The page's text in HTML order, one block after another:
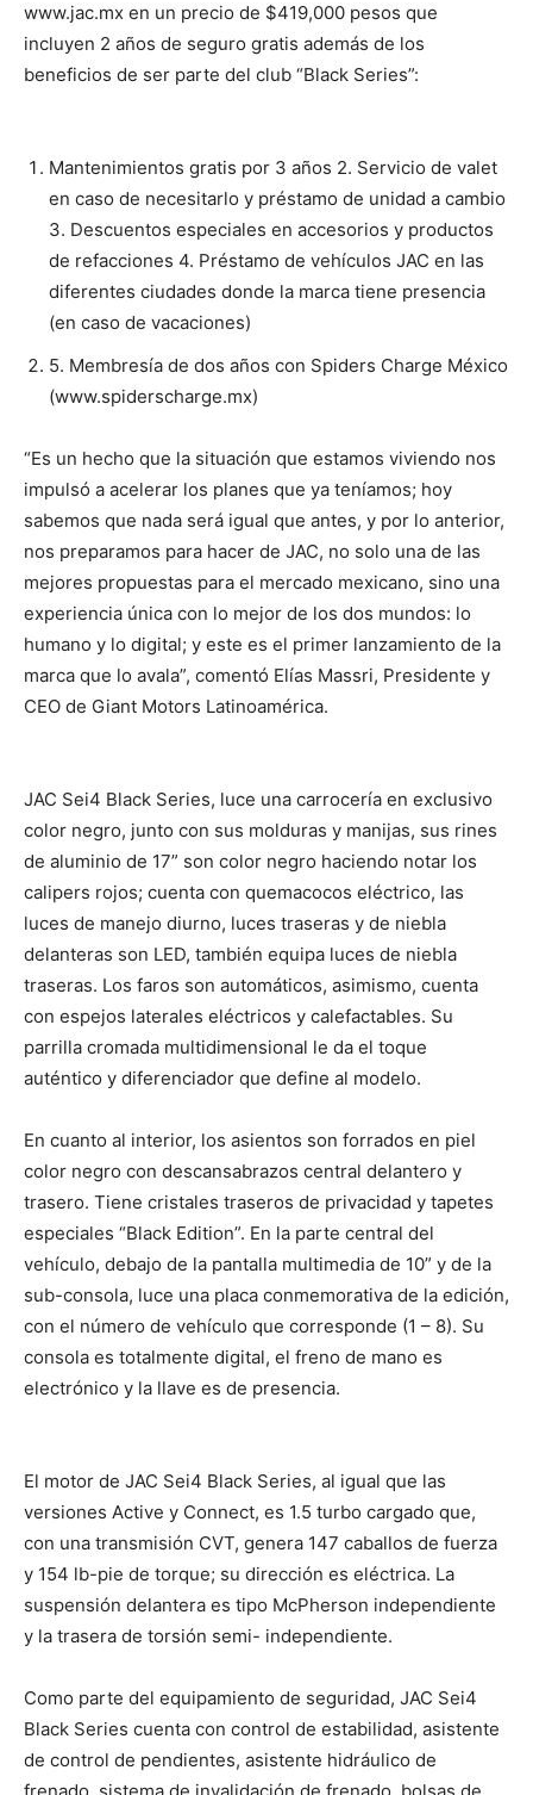
www.jac.mx en un precio de $419,000 pesos que
incluyen 2 años de seguro gratis además de los
beneficios de ser parte del club “Black Series”:
Mantenimientos gratis por 3 años 2. Servicio de valet
en caso de necesitarlo y préstamo de unidad a cambio
3. Descuentos especiales en accesorios y productos
de refacciones 4. Préstamo de vehículos JAC en las
diferentes ciudades donde la marca tiene presencia
(en caso de vacaciones)
5. Membresía de dos años con Spiders Charge México
(www.spiderscharge.mx)
“Es un hecho que la situación que estamos viviendo nos
impulsó a acelerar los planes que ya teníamos; hoy
sabemos que nada será igual que antes, y por lo anterior,
nos preparamos para hacer de JAC, no solo una de las
mejores propuestas para el mercado mexicano, sino una
experiencia única con lo mejor de los dos mundos: lo
humano y lo digital; y este es el primer lanzamiento de la
marca que lo avala”, comentó Elías Massri, Presidente y
CEO de Giant Motors Latinoamérica.
JAC Sei4 Black Series, luce una carrocería en exclusivo
color negro, junto con sus molduras y manijas, sus rines
de aluminio de 17” son color negro haciendo notar los
calipers rojos; cuenta con quemacocos eléctrico, las
luces de manejo diurno, luces traseras y de niebla
delanteras son LED, también equipa luces de niebla
traseras. Los faros son automáticos, asimismo, cuenta
con espejos laterales eléctricos y calefactables. Su
parrilla cromada multidimensional le da el toque
auténtico y diferenciador que define al modelo.
En cuanto al interior, los asientos son forrados en piel
color negro con descansabrazos central delantero y
trasero. Tiene cristales traseros de privacidad y tapetes
especiales “Black Edition”. En la parte central del
vehículo, debajo de la pantalla multimedia de 10” y de la
sub-consola, luce una placa conmemorativa de la edición,
con el número de vehículo que corresponde (1 – 8). Su
consola es totalmente digital, el freno de mano es
electrónico y la llave es de presencia.
El motor de JAC Sei4 Black Series, al igual que las
versiones Active y Connect, es 1.5 turbo cargado que,
con una transmisión CVT, genera 147 caballos de fuerza
y 154 lb-pie de torque; su dirección es eléctrica. La
suspensión delantera es tipo McPherson independiente
y la trasera de torsión semi- independiente.
Como parte del equipamiento de seguridad, JAC Sei4
Black Series cuenta con control de estabilidad, asistente
de control de pendientes, asistente hidráulico de